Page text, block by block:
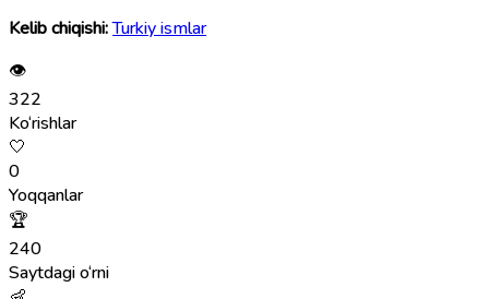
Kelib chiqishi:Turkiy ismlar
👁
322
Ko‘rishlar
🤍
0
Yoqqanlar
🏆
240
Saytdagi o‘rni